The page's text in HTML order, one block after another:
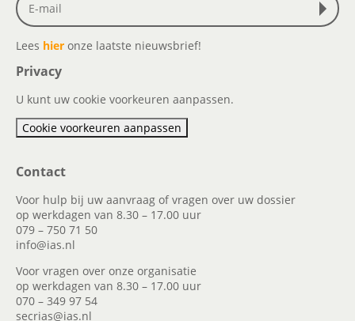
Lees hier onze laatste nieuwsbrief!
Privacy
U kunt uw cookie voorkeuren aanpassen.
Cookie voorkeuren aanpassen
Contact
Voor hulp bij uw aanvraag of vragen over uw dossier
op werkdagen van 8.30 – 17.00 uur
079 – 750 71 50
info@ias.nl
Voor vragen over onze organisatie
op werkdagen van 8.30 – 17.00 uur
070 – 349 97 54
secrias@ias.nl